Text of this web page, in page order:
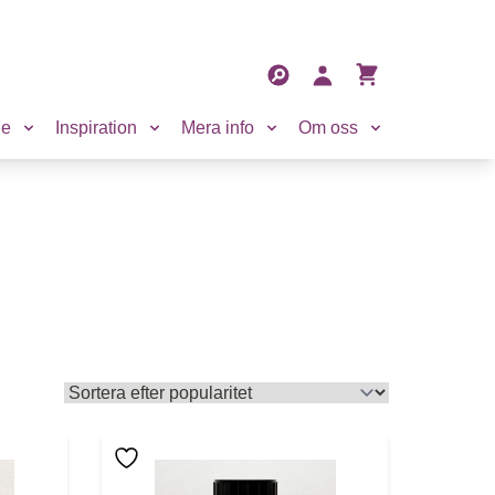
Sökfält
Sök
Mitt kontoVisa varukorg
Inspiration Mera info Om oss
väljas på produktsidan
varianter. De olika alternativen kan väljas på
Den här produkten har flera varianter. De